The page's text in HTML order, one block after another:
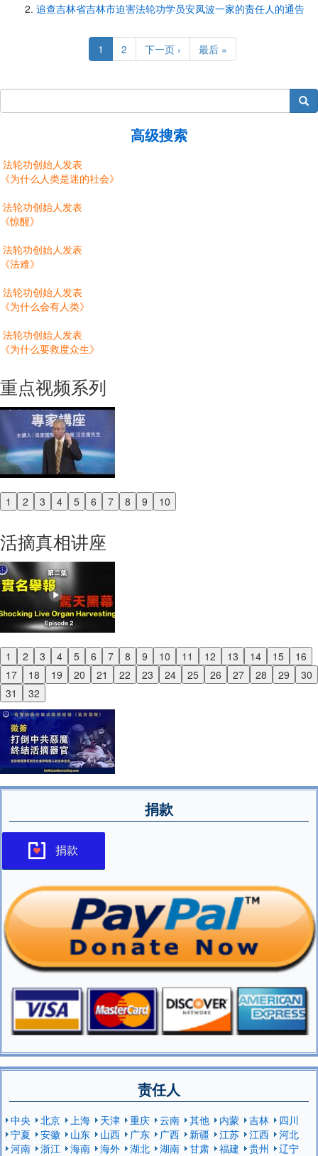
追查吉林省吉林市迫害法轮功学员安凤波一家的责任人的通告
Current
page
1 Page
2
Next
page
下一页 ›
Last
page
最后 »
搜索
高级搜索
法轮功创始人发表
《为什么人类是迷的社会》
法轮功创始人发表
《惊醒》
法轮功创始人发表
《法难》
法轮功创始人发表
《为什么会有人类》
法轮功创始人发表
《为什么要救度众生》
重点视频系列
1 2 3 4 5 6 7 8 9 10
Previous
活摘真相讲座
1 2 3 4 5 6 7 8 9 10 11 12 13 14 15
16
17
18 19 20 21 22 23 24 25 26 27 28 29
30
31
32
Previous
Next
捐款
捐款
责任人
中央 北京 上海 天津 重庆 云南 其他 内蒙 吉林
四川
宁夏
安徽 山东 山西 广东 广西 新疆 江苏 江西
河北
河南
浙江 海南 海外 湖北 湖南 甘肃 福建 贵州
辽宁